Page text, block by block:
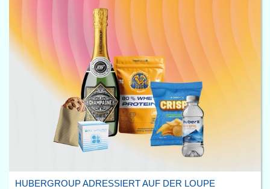
HUBERGROUP ADRESSIERT AUF DER LOUPE